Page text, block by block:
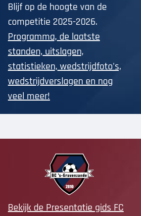
Blijf op de hoogte van de
competitie 2025-2026.
Programma, de laatste
standen, uitslagen,
statistieken, wedstrijdfoto's,
wedstrijdverslagen en nog
veel meer!
Bekijk de Presentatie gids FC